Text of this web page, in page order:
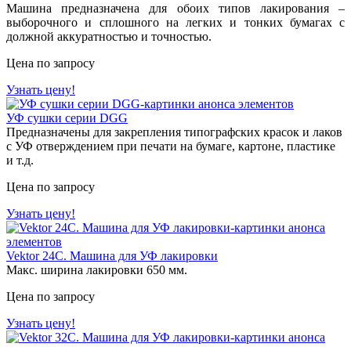
Машина предназначена для обоих типов лакирования –
выборочного и сплошного на легких и тонких бумагах с
должной аккуратностью и точностью.
Цена по запросу
Узнать цену!
УФ сушки серии DGG
Предназначены для закрепления типографских красок и лаков
с УФ отверждением при печати на бумаге, картоне, пластике
и т.д.
Цена по запросу
Узнать цену!
Vektor 24C. Машина для УФ лакировки
Макс. ширина лакировки 650 мм.
Цена по запросу
Узнать цену!